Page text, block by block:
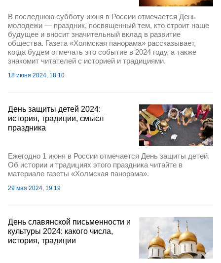
В последнюю субботу июня в России отмечается День
молодежи — праздник, посвященный тем, кто строит наше
будущее и вносит значительный вклад в развитие
общества. Газета «Холмская панорама» рассказывает,
когда будем отмечать это событие в 2024 году, а также
знакомит читателей с историей и традициями.
18 июня 2024, 18:10
День защиты детей 2024:
история, традиции, смысл
праздника
Ежегодно 1 июня в России отмечается День защиты детей.
Об истории и традициях этого праздника читайте в
материале газеты «Холмская панорама».
29 мая 2024, 19:19
День славянской письменности и
культуры 2024: какого числа,
история, традиции